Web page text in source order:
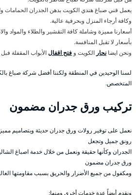
يعمل فني صباغ هندي الكويت بدهن الجدران الحمامات
وكافة أرجاء المنزل وبحرفية عالية.
أسعارنا مميزة وشاملة كافة التقشير والطلاء والمواد
بأسعار لا تقبل المنافسة.
ونحن ايضا نحار الكويت و فتح اقفالالأبواب المقفلة
لسنا الوحيدين في المنطقة ولكننا أفضل شركة صباغ
المتخصص.
تركيب ورق جدران مضمون
رونق جميل وتجعل
الجدران وكأنها حقيقة ونعمل من خلال خدمة اصباغ
ورق جدران مضمون
ومكفول من جميع الأضرار والحريق بسبب مقاومتها
ونقدم أيضاً عدة خدمات أخرى ومنها: